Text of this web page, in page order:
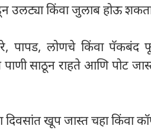
किंवा जुलाब होऊ
पापड, लोणचे किंवा पॅकबंद
साठून राहते आणि पोट
खूप जास्त चहा किंवा